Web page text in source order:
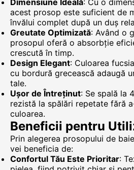
Dimensiune Ideală: Cu o
acest prosop este suficient de
învălui complet după un duș
Greutate Optimizată: Având o
prosopul oferă o absorbție
crescută în timp.
Design Elegant: Culoarea
cu bordură grecească adaugă
tale.
Ușor de Întreținut: Se spală la
rezistă la spălări repetate fără
culoarea.
Beneficii pentru
Prin alegerea prosopului de
vei beneficia de:
Confortul Tău Este Prioritar: